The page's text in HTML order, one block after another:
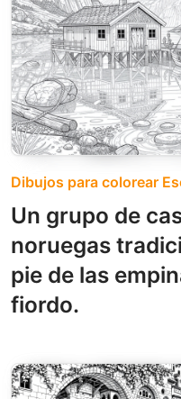
Dibujos para colorear
Un grupo de
noruegas
pie de las
fiordo.